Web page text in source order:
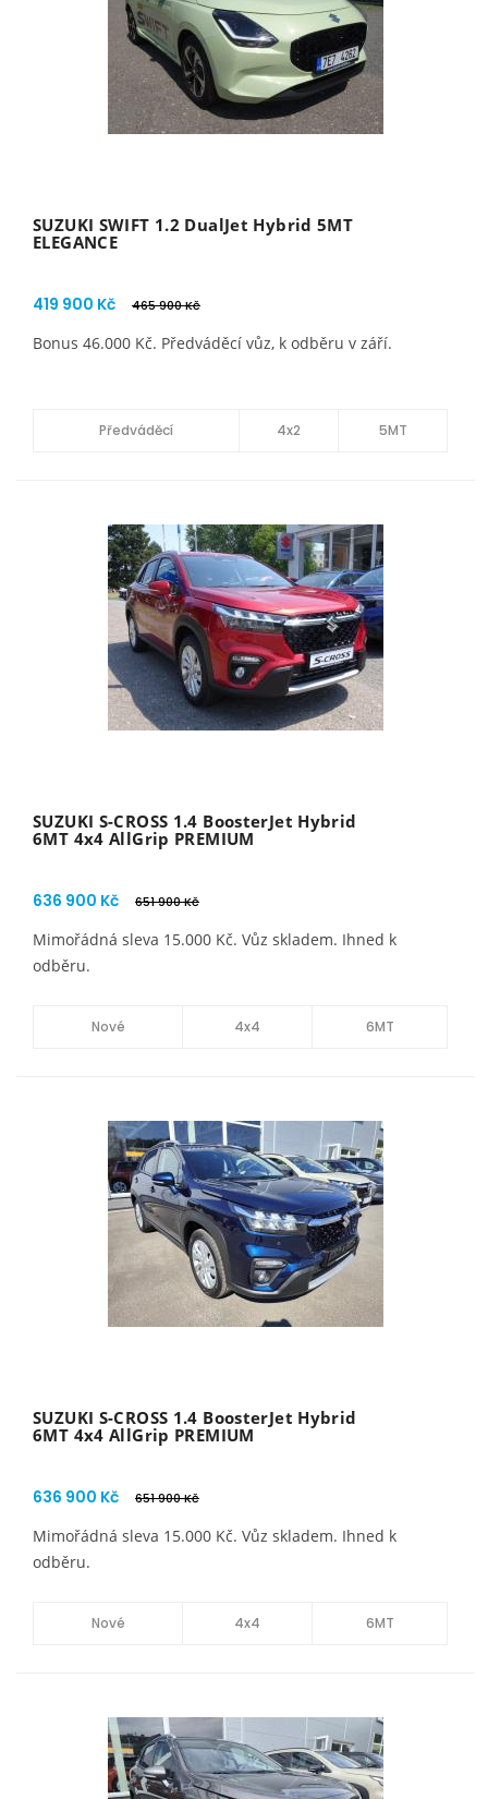
SUZUKI SWIFT 1.2 DualJet Hybrid 5MT
ELEGANCE
419 900 Kč 465 900 Kč
Bonus 46.000 Kč. Předváděcí vůz, k odběru v září.
Předváděcí 4x2 5MT
SUZUKI S-CROSS 1.4 BoosterJet Hybrid
6MT 4x4 AllGrip PREMIUM
636 900 Kč 651 900 Kč
Mimořádná sleva 15.000 Kč. Vůz skladem. Ihned k
odběru.
Nové 4x4 6MT
SUZUKI S-CROSS 1.4 BoosterJet Hybrid
6MT 4x4 AllGrip PREMIUM
636 900 Kč 651 900 Kč
Mimořádná sleva 15.000 Kč. Vůz skladem. Ihned k
odběru.
Nové 4x4 6MT